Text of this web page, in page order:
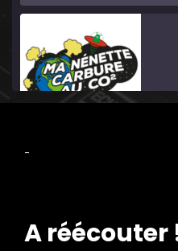
Ma Nénette Carbure au
-
A réécouter